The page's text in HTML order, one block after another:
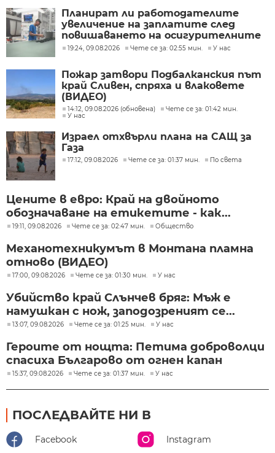
Планират ли работодателите
увеличение на заплатите след
повишаването на осигурителните
прагове?
19:24, 09.08.2026 Чете се за: 02:55 мин. У нас
Пожар затвори Подбалканския път
край Сливен, спряха и влаковете
(ВИДЕО)
14:12, 09.08.2026 (обновена)
Чете се за: 01:42 мин.
У нас
Израел отхвърли плана на САЩ за
Газа
17:12, 09.08.2026 Чете се за: 01:37 мин. По света
Цените в евро: Край на двойното
обозначаване на етикетите - как...
19:11, 09.08.2026 Чете се за: 02:47 мин. Общество
Механотехникумът в Монтана пламна
отново (ВИДЕО)
17:00, 09.08.2026 Чете се за: 01:30 мин. У нас
Убийство край Слънчев бряг: Мъж е
намушкан с нож, заподозреният се...
13:07, 09.08.2026 Чете се за: 01:25 мин. У нас
Героите от нощта: Петима доброволци
спасиха Българово от огнен капан
15:37, 09.08.2026 Чете се за: 01:37 мин. У нас
ПОСЛЕДВАЙТЕ НИ В
Facebook Instagram